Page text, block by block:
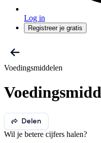
Log in
Registreer je gratis
Voedingsmiddelen
Delen
Wil je betere cijfers halen?